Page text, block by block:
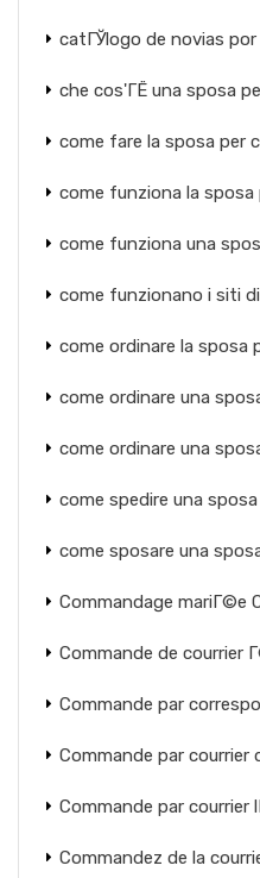
catГЎlogo de novias por
che cos'ГЁ una sposa
come fare la sposa per
come funziona la sposa
come funziona una
come funzionano i siti
come ordinare la sposa
come ordinare una
come ordinare una
come spedire una sposa
come sposare una
Commandage mariГ©e
Commande de courrier
Commande par
Commande par courrier
Commande par courrier
Commandez de la